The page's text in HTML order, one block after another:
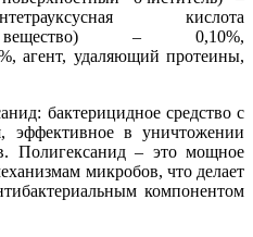
кислота
вещество) – 0,10%,
агент, удаляющий протеины,
бактерицидное средство с
эффективное в уничтожении
Полигексанид – это мощное
микробов, что делает
компонентом